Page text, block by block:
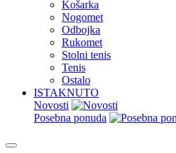
Košarka
Nogomet
Odbojka
Rukomet
Stolni tenis
Tenis
Ostalo
ISTAKNUTO
Novosti
Posebna ponuda